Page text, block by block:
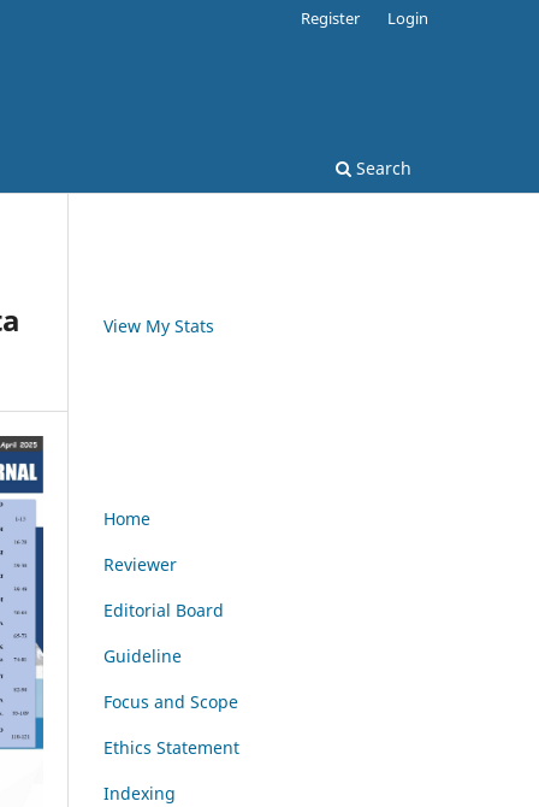
Search
Register Login
View My Stats
Home
Reviewer
Editorial Board
Guideline
Focus and Scope
Ethics Statement
Indexing